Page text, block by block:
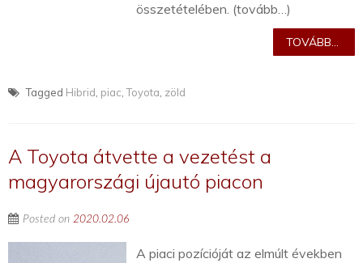
összetételében. (tovább…)
TOVÁBB...
Tagged Hibrid piac ,Toyota zöld
A Toyota átvette a vezetést a
magyarországi újautó piacon
Posted on 2020.02.06
A piaci pozícióját az elmúlt években